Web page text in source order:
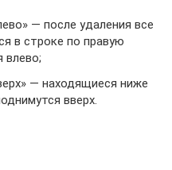
— после удаления все
в строке по правую
влево;
— находящиеся ниже
вверх.